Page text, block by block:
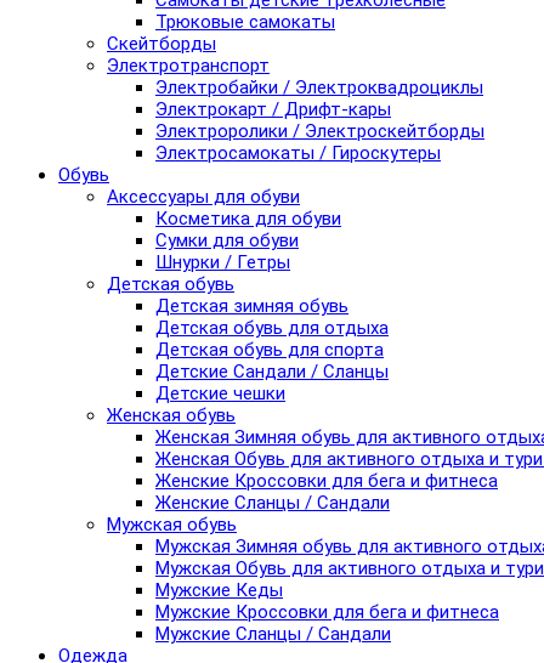
Трюковые самокаты
Скейтборды
Электротранспорт
Электробайки / Электроквадроциклы
Электрокарт / Дрифт-кары
Электроролики / Электроскейтборды
Электросамокаты / Гироскутеры
Обувь
Аксессуары для обуви
Косметика для обуви
Сумки для обуви
Шнурки / Гетры
Детская обувь
Детская зимняя обувь
Детская обувь для отдыха
Детская обувь для спорта
Детские Сандали / Сланцы
Детские чешки
Женская обувь
Женская Зимняя обувь для активного
Женская Обувь для активного отдыха и
Женские Кроссовки для бега и фитнеса
Женские Сланцы / Сандали
Мужская обувь
Мужская Зимняя обувь для активного
Мужская Обувь для активного отдыха и
Мужские Кеды
Мужские Кроссовки для бега и фитнеса
Мужские Сланцы / Сандали
Одежда